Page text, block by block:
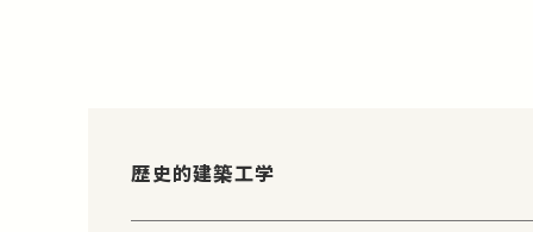
歴史的建築工学